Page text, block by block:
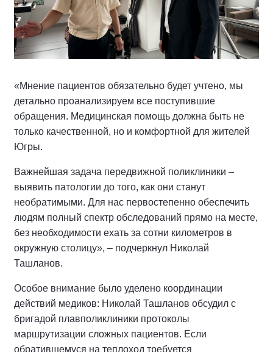
«Мнение пациентов обязательно будет учтено, мы
детально проанализируем все поступившие
обращения. Медицинская помощь должна быть не
только качественной, но и комфортной для жителей
Югры.
Важнейшая задача передвижной поликлиники –
выявить патологии до того, как они станут
необратимыми. Для нас первостепенно обеспечить
людям полный спектр обследований прямо на месте,
без необходимости ехать за сотни километров в
окружную столицу», – подчеркнул Николай
Ташланов.
Особое внимание было уделено координации
действий медиков: Николай Ташланов обсудил с
бригадой плавполиклиники протоколы
маршрутизации сложных пациентов. Если
обратившемуся на теплоход требуется